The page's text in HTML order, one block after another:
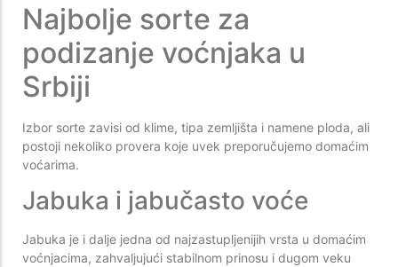
Najbolje sorte za
podizanje voćnjaka u
Srbiji
Izbor sorte zavisi od klime, tipa zemljišta i namene ploda, ali
postoji nekoliko provera koje uvek preporučujemo domaćim
voćarima.
Jabuka i jabučasto voće
Jabuka je i dalje jedna od najzastupljenijih vrsta u domaćim
voćnjacima, zahvaljujući stabilnom prinosu i dugom veku